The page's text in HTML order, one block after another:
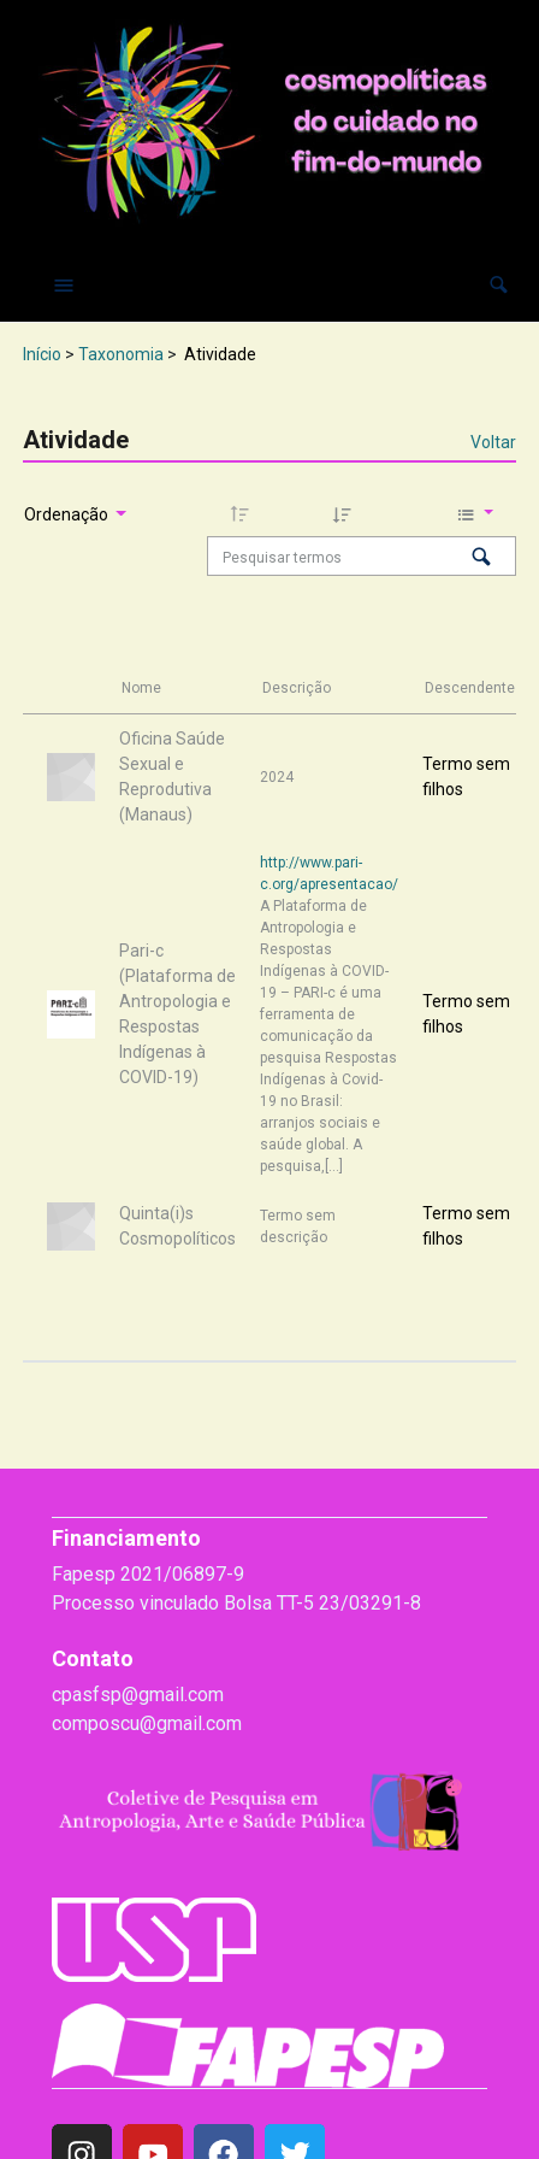
Início > Taxonomia > Atividade
Atividade Voltar
Ordenação
Nome Descrição Descendentes
Oficina Saúde
Sexual e
Reprodutiva
(Manaus)
2024
Termo sem
filhos
Pari-c
(Plataforma de
Antropologia e
Respostas
Indígenas à
COVID-19)
http://www.pari-
c.org/apresentacao/
A Plataforma de
Antropologia e
Respostas
Indígenas à COVID-
19 – PARI-c é uma
ferramenta de
comunicação da
pesquisa Respostas
Indígenas à Covid-
19 no Brasil:
arranjos sociais e
saúde global. A
pesquisa,[...]
Termo sem
filhos
Quinta(i)s
Cosmopolíticos
Termo sem
descrição
Termo sem
filhos
Financiamento
Fapesp 2021/06897-9
Processo vinculado Bolsa TT-5 23/03291-8
Contato
cpasfsp@gmail.com
composcu@gmail.com